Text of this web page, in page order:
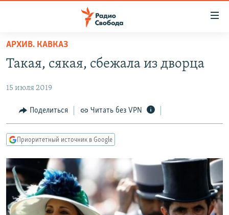
упрощенного
доступа
содержанию
Вернутся
навигации
Вернутся
поиску
ПОДКАСТЫ
АВТОРСКИЕ ПРОЕКТЫ
ЦИТАТЫ СВОБОДЫ
КУЛЬТУРА
IDEL.РЕАЛИИ
КАВКАЗ.РЕАЛИИ
СЕВЕР.РЕАЛИИ
АРХИВ. КАВКАЗ
Такая, сякая, сбежала из дворца
15 июля 2019
Поделиться Читать без VPN
Приоритетный источник в Google